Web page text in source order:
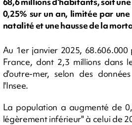
0,25% sur un an, limitée par
natalité et une hausse de la
Au 1er janvier 2025, 68.606.000
France, dont 2,3 millions dans
d'outre-mer, selon des
l'Insee.
La population a augmenté de
légèrement inférieur" à celui de